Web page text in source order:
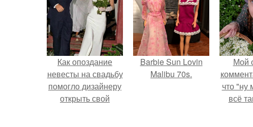
Как опоздание
невесты на свадьбу
помогло дизайнеру
открыть свой
Barbie Sun Lovin
Malibu 70s.
Мой
что "ну
всё